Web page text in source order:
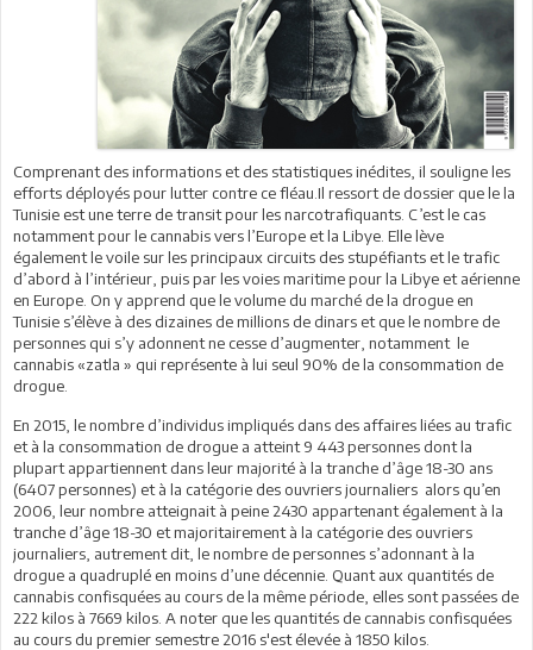
Comprenant des informations et des statistiques inédites, il souligne les
efforts déployés pour lutter contre ce fléau.Il ressort de dossier que le la
Tunisie est une terre de transit pour les narcotrafiquants. C’est le cas
notamment pour le cannabis vers l’Europe et la Libye. Elle lève
également le voile sur les principaux circuits des stupéfiants et le trafic
d’abord à l’intérieur, puis par les voies maritime pour la Libye et aérienne
en Europe. On y apprend que le volume du marché de la drogue en
Tunisie s’élève à des dizaines de millions de dinars et que le nombre de
personnes qui s’y adonnent ne cesse d’augmenter, notamment le
cannabis «zatla » qui représente à lui seul 90% de la consommation de
drogue.
En 2015, le nombre d’individus impliqués dans des affaires liées au trafic
et à la consommation de drogue a atteint 9 443 personnes dont la
plupart appartiennent dans leur majorité à la tranche d’âge 18-30 ans
(6407 personnes) et à la catégorie des ouvriers journaliers alors qu’en
2006, leur nombre atteignait à peine 2430 appartenant également à la
tranche d’âge 18-30 et majoritairement à la catégorie des ouvriers
journaliers, autrement dit, le nombre de personnes s’adonnant à la
drogue a quadruplé en moins d’une décennie. Quant aux quantités de
cannabis confisquées au cours de la même période, elles sont passées de
222 kilos à 7669 kilos. A noter que les quantités de cannabis confisquées
au cours du premier semestre 2016 s'est élevée à 1850 kilos.